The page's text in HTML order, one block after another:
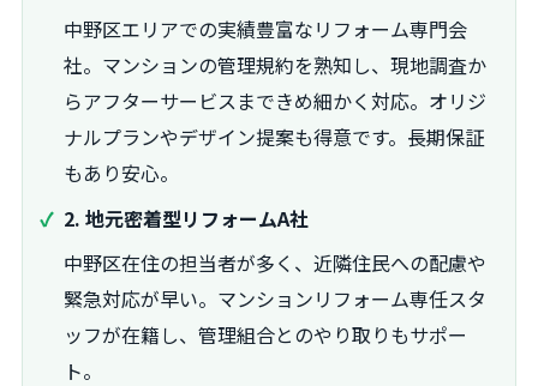
中野区エリアでの実績豊富なリフォーム専門会
社。マンションの管理規約を熟知し、現地調査か
らアフターサービスまできめ細かく対応。オリジ
ナルプランやデザイン提案も得意です。長期保証
もあり安心。
2. 地元密着型リフォームA社
中野区在住の担当者が多く、近隣住民への配慮や
緊急対応が早い。マンションリフォーム専任スタ
ッフが在籍し、管理組合とのやり取りもサポー
ト。